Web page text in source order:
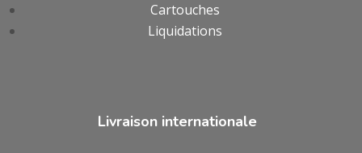
Cartouches
Liquidations
Livraison internationale